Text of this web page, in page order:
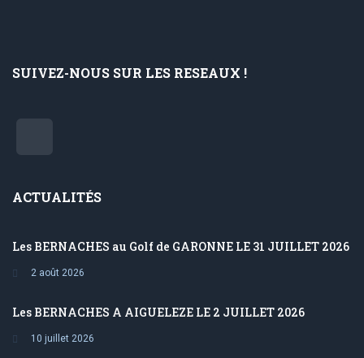
SUIVEZ-NOUS SUR LES RESEAUX !
ACTUALITÉS
Les BERNACHES au Golf de GARONNE LE 31 JUILLET 2026
2 août 2026
Les BERNACHES A AIGUELEZE LE 2 JUILLET 2026
10 juillet 2026